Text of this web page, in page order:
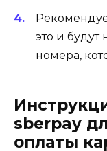
это и
номера,
sberpay
оплаты